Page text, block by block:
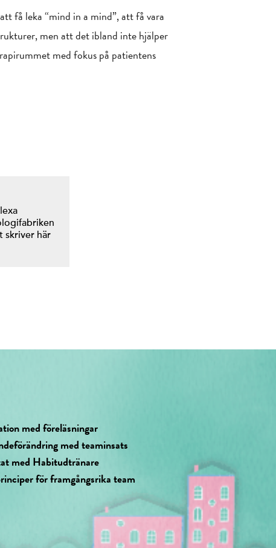
få leka “mind in a mind”, att få vara
men att det ibland inte hjälper
med fokus på patientens
skriver här
med föreläsningar
med teaminsats
med Habitudtränare
för framgångsrika team